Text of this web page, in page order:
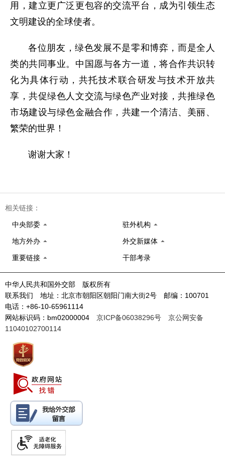
用，建立更广泛更包容的交流平台，成为引领生态
文明建设的全球使者。
各位朋友，绿色发展不是零和博弈，而是全人
类的共同事业。中国愿与各方一道，将合作共识转
化为具体行动，共托技术联合研发与技术开放共
享，共促绿色人文交流与绿色产业对接，共推绿色
市场建设与绿色金融合作，共建一个清洁、美丽、
繁荣的世界！
谢谢大家！
相关链接：
中央部委 驻外机构
地方外办 外交新媒体
重要链接 干部考录
中华人民共和国外交部 版权所有
联系我们 地址：北京市朝阳区朝阳门南大街2号 邮编：100701
电话：+86-10-65961114
网站标识码：bm02000004 京ICP备06038296号
京公网安备
11040102700114